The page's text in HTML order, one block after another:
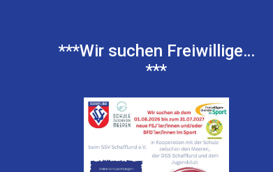
***Wir suchen Freiwillige…
***